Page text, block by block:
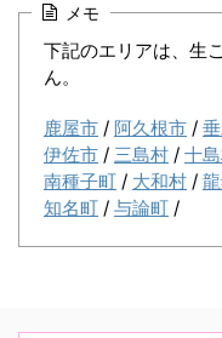
メモ
下記のエリアは、生
ん。
鹿屋市 / 阿久根市 /
伊佐市 / 三島村 / 十
南種子町 / 大和村 /
知名町 / 与論町 /